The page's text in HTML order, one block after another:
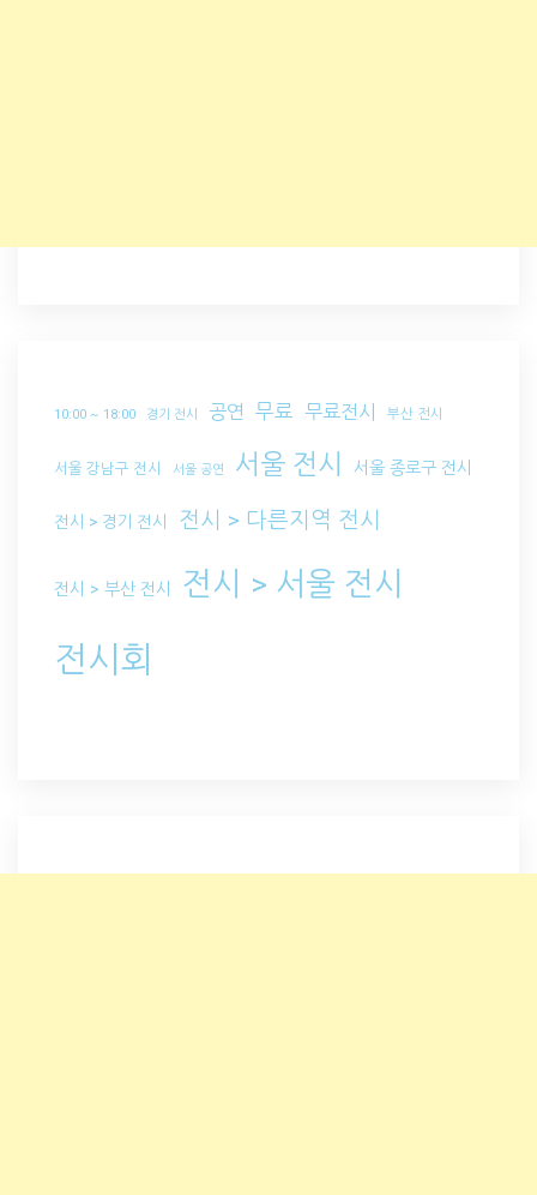
10:00 ~ 18:00 경기 전시 공연 무료 무료전시 부산 전시
서울 강남구 전시 서울 공연 서울 전시 서울 종로구 전시
전시 > 경기 전시 전시 > 다른지역 전시
전시 > 부산 전시 전시 > 서울 전시
전시회